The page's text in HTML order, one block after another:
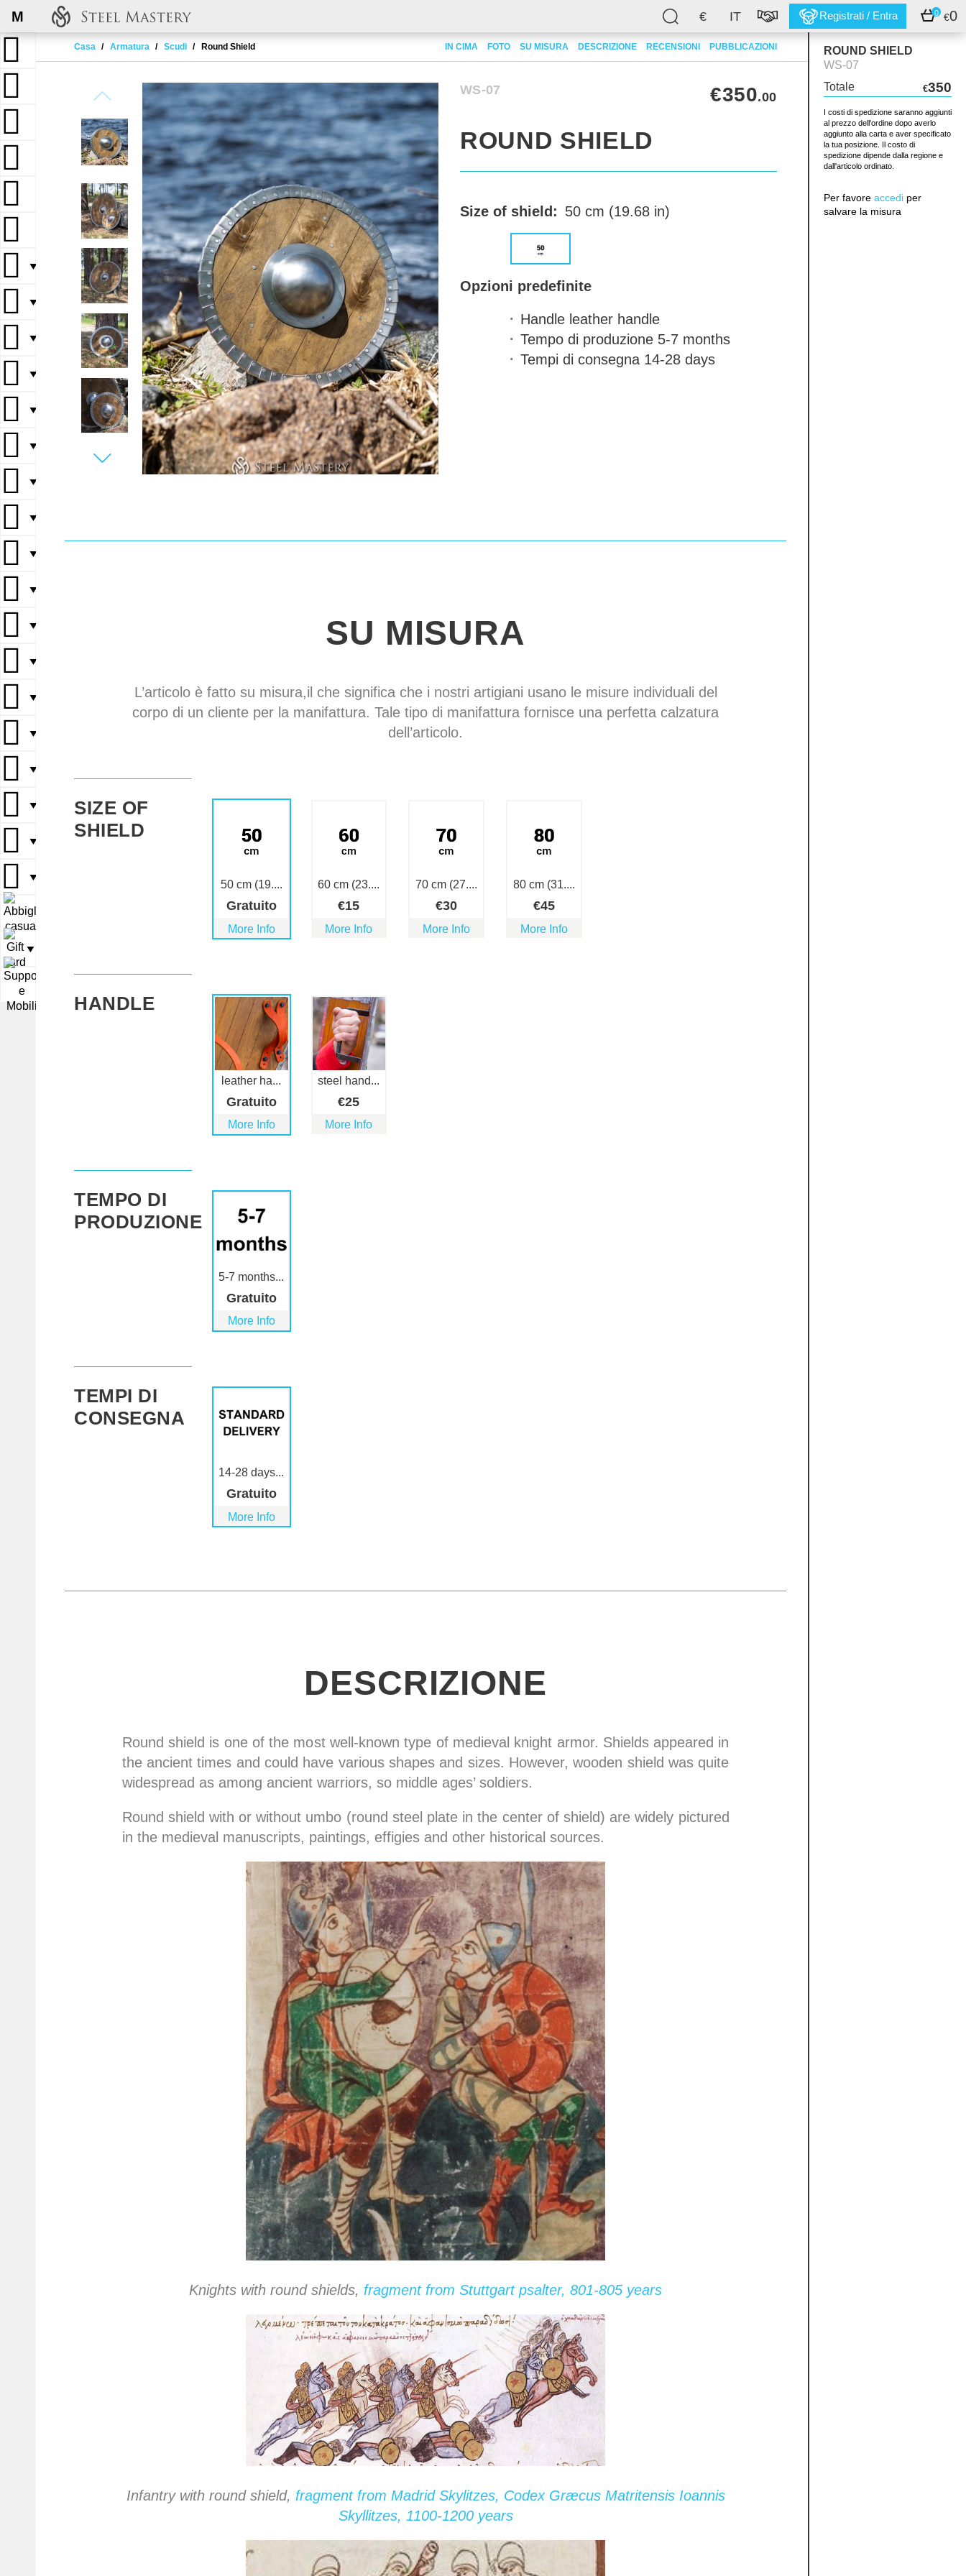
€ IT Registrati / Entra 0 €0
M
Casa Armatura Scudi Round Shield IN CIMA FOTO SU MISURA DESCRIZIONE RECENSIONI PUBBLICAZIONI
▼
▼
▼
▼
▼
▼
▼
▼
▼
▼
▼
▼
▼
▼
▼
▼
▼
▼
▼
ROUND SHIELD
WS-07
Totale
€350
I costi di spedizione saranno aggiunti
al prezzo dell'ordine dopo averlo
aggiunto alla carta e aver specificato
la tua posizione. Il costo di
spedizione dipende dalla regione e
dall'articolo ordinato.
Per favore accedi per
salvare la misura
WS-07 €350.00
ROUND SHIELD
Size of shield: 50 cm (19.68 in)
Opzioni predefinite
Handle leather handle
Tempo di produzione 5-7 months
Tempi di consegna 14-28 days
SU MISURA
L’articolo è fatto su misura,il che significa che i nostri artigiani usano le misure individuali del
corpo di un cliente per la manifattura. Tale tipo di manifattura fornisce una perfetta calzatura
dell’articolo.
SIZE OF
SHIELD
50 cm (19....
Gratuito
More Info
60 cm (23....
€15
More Info
70 cm (27....
€30
More Info
80 cm (31....
€45
More Info
HANDLE
leather ha...
Gratuito
More Info
steel hand...
€25
More Info
TEMPO DI
PRODUZIONE
5-7 months...
Gratuito
More Info
TEMPI DI
CONSEGNA
14-28 days...
Gratuito
More Info
DESCRIZIONE
Round shield is one of the most well-known type of medieval knight armor. Shields appeared in
the ancient times and could have various shapes and sizes. However, wooden shield was quite
widespread as among ancient warriors, so middle ages’ soldiers.
Round shield with or without umbo (round steel plate in the center of shield) are widely pictured
in the medieval manuscripts, paintings, effigies and other historical sources.
Knights with round shields, fragment from Stuttgart psalter, 801-805 years
Infantry with round shield, fragment from Madrid Skylitzes, Codex Græcus Matritensis Ioannis
Skyllitzes, 1100-1200 years